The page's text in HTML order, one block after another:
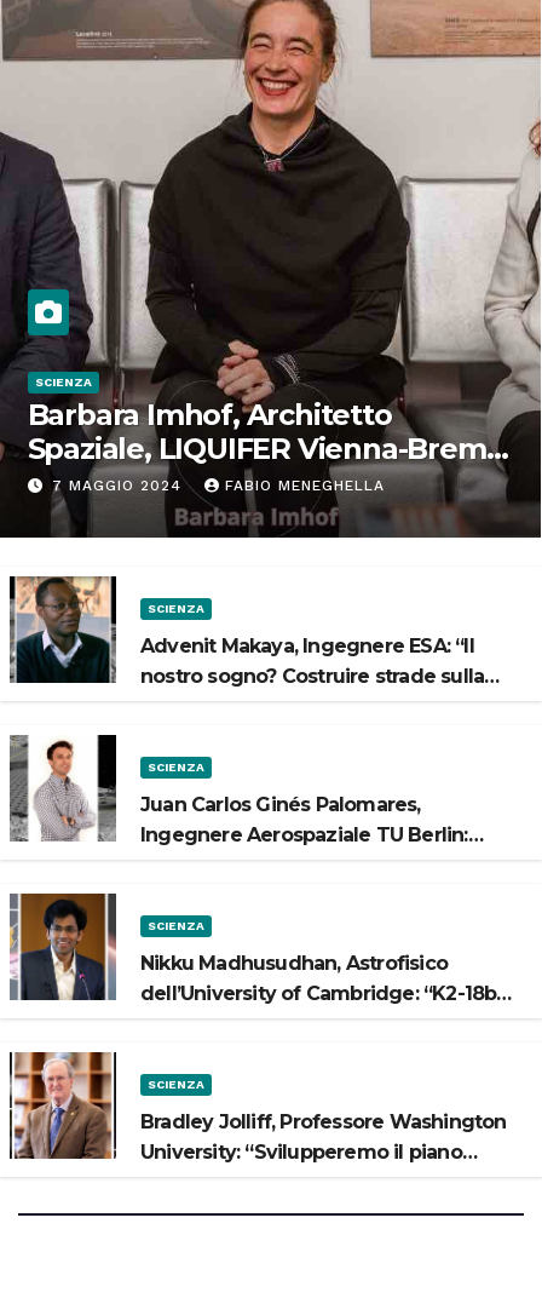
SCIENZA
Barbara Imhof, Architetto
Spaziale, LIQUIFER Vienna-Brema:
“Progettiamo habitat per lo
Spazio”
7 MAGGIO 2024 FABIO MENEGHELLA
SCIENZA
Advenit Makaya, Ingegnere ESA: “Il
nostro sogno? Costruire strade sulla
SCIENZA
Juan Carlos Ginés Palomares,
Ingegnere Aerospaziale TU Berlin:
SCIENZA
Nikku Madhusudhan, Astrofisico
dell’University of Cambridge: “K2-18b
SCIENZA
Bradley Jolliff, Professore Washington
University: “Svilupperemo il piano